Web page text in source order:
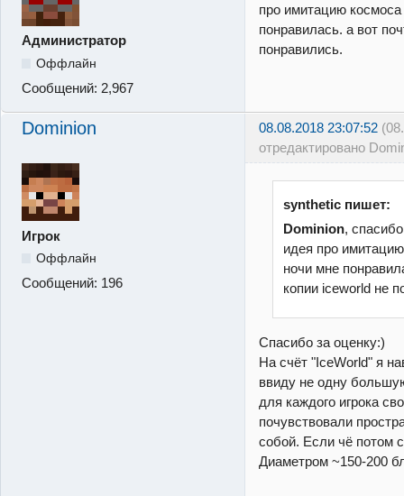
Администратор
Оффлайн
Сообщений: 2,967
про имитацию
понравилась. а вот
понравились.
Dominion 08.08.2018 23:07:52
отредактировано
Игрок
Оффлайн
Сообщений: 196
synthetic пишет:
Dominion,
идея про
ночи мне
копии iceworld не
Спасибо за оценку:)
На счёт "IceWorld" я
ввиду не одну
для каждого игрока
почувствовали
собой. Если чё потом
Диаметром ~150-200